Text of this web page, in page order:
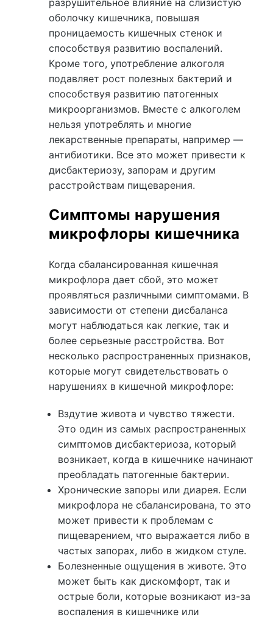
разрушительное влияние на слизистую
оболочку кишечника, повышая
проницаемость кишечных стенок и
способствуя развитию воспалений.
Кроме того, употребление алкоголя
подавляет рост полезных бактерий и
способствуя развитию патогенных
микроорганизмов. Вместе с алкоголем
нельзя употреблять и многие
лекарственные препараты, например —
антибиотики. Все это может привести к
дисбактериозу, запорам и другим
расстройствам пищеварения.
Симптомы нарушения
микрофлоры кишечника
Когда сбалансированная кишечная
микрофлора дает сбой, это может
проявляться различными симптомами. В
зависимости от степени дисбаланса
могут наблюдаться как легкие, так и
более серьезные расстройства. Вот
несколько распространенных признаков,
которые могут свидетельствовать о
нарушениях в кишечной микрофлоре:
Вздутие живота и чувство тяжести.
Это один из самых распространенных
симптомов дисбактериоза, который
возникает, когда в кишечнике начинают
преобладать патогенные бактерии.
Хронические запоры или диарея. Если
микрофлора не сбалансирована, то это
может привести к проблемам с
пищеварением, что выражается либо в
частых запорах, либо в жидком стуле.
Болезненные ощущения в животе. Это
может быть как дискомфорт, так и
острые боли, которые возникают из-за
воспаления в кишечнике или